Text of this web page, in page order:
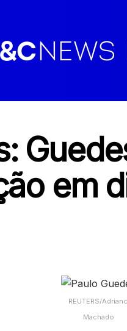
em
REUTERS/Adriano
Machado